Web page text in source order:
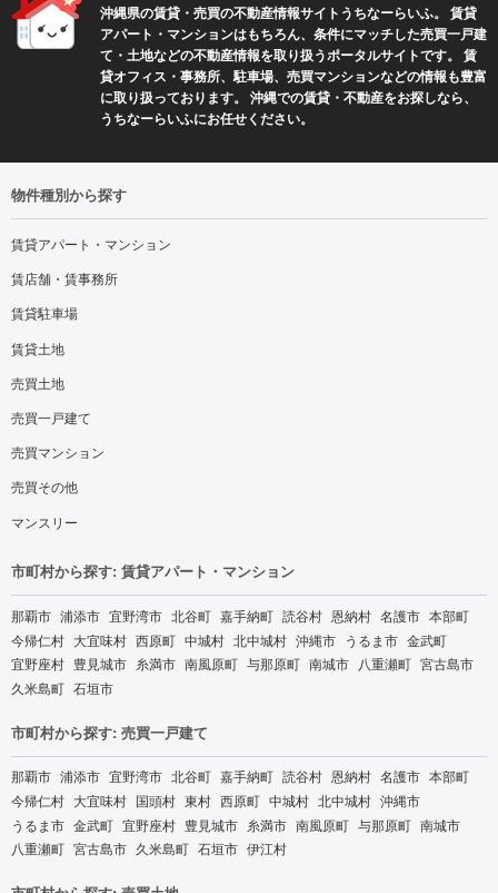
沖縄県の賃貸・売買の不動産情報サイトうちなーらいふ。 賃貸
アパート・マンションはもちろん、条件にマッチした売買一戸建
て・土地などの不動産情報を取り扱うポータルサイトです。 賃
貸オフィス・事務所、駐車場、売買マンションなどの情報も豊富
に取り扱っております。 沖縄での賃貸・不動産をお探しなら、
うちなーらいふにお任せください。
物件種別から探す
賃貸アパート・マンション
賃店舗・賃事務所
賃貸駐車場
賃貸土地
売買土地
売買一戸建て
売買マンション
売買その他
マンスリー
市町村から探す: 賃貸アパート・マンション
那覇市 浦添市 宜野湾市 北谷町 嘉手納町 読谷村 恩納村 名護市 本部町
今帰仁村 大宜味村 西原町 中城村 北中城村 沖縄市 うるま市 金武町
宜野座村 豊見城市 糸満市 南風原町 与那原町 南城市 八重瀬町 宮古島市
久米島町 石垣市
市町村から探す: 売買一戸建て
那覇市 浦添市 宜野湾市 北谷町 嘉手納町 読谷村 恩納村 名護市 本部町
今帰仁村 大宜味村 国頭村 東村 西原町 中城村 北中城村 沖縄市
うるま市 金武町 宜野座村 豊見城市 糸満市 南風原町 与那原町 南城市
八重瀬町 宮古島市 久米島町 石垣市 伊江村